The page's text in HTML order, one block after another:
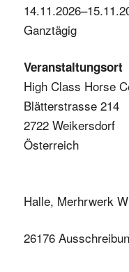
Ganztägig
Veranstaltungsort
High Class Horse
Blätterstrasse 214
2722 Weikersdorf
Österreich
Halle, Merhrwerk
26176